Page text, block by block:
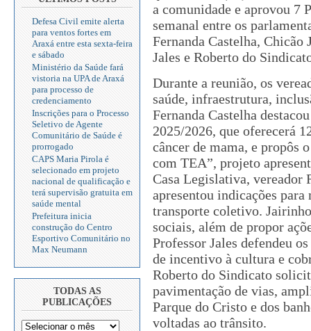
Defesa Civil emite alerta
para ventos fortes em
Araxá entre esta sexta-feira
e sábado
Ministério da Saúde fará
vistoria na UPA de Araxá
para processo de
credenciamento
Inscrições para o Processo
Seletivo de Agente
Comunitário de Saúde é
prorrogado
CAPS Maria Pirola é
selecionado em projeto
nacional de qualificação e
terá supervisão gratuita em
saúde mental
Prefeitura inicia
construção do Centro
Esportivo Comunitário no
Max Neumann
TODAS AS
PUBLICAÇÕES
a comunidade e aprovou 7
semanal entre os
Fernanda Castelha, Chicão
Jales e Roberto do
Durante a reunião, os
saúde, infraestrutura,
Fernanda Castelha
2025/2026, que oferecerá
câncer de mama, e propôs
com TEA”, projeto
Casa Legislativa, vereador
apresentou indicações
transporte coletivo.
sociais, além de propor
Professor Jales defendeu
de incentivo à cultura e
Roberto do Sindicato
pavimentação de vias,
Parque do Cristo e dos
voltadas ao trânsito.